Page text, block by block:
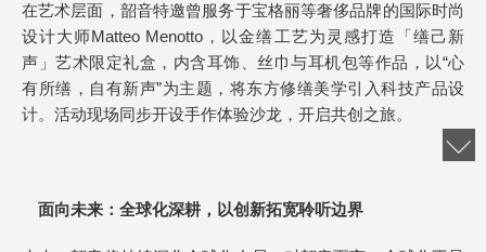
在艺术层面，韶音特邀曾服务于宝格丽等奢侈品牌的国际时尚
设计大师Matteo Menotto，以金缮工艺为灵感打造「缮己新
声」艺术限定礼盒，内含耳饰、丝巾与耳机包等作品，以“心
有所缮，自有新声”为主题，将东方修缮美学引入科技产品设
计。活动现场同步开设手作体验沙龙，开启共创之旅。
面向未来：全球化深耕，以创新拓宽聆听边界